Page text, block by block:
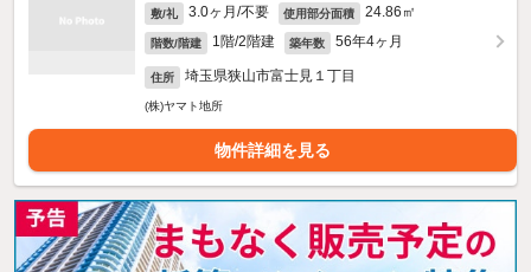
敷/礼 3.0ヶ月/不要 使用部分面積 24.86㎡
階数/階建 1階/2階建 築年数 56年4ヶ月
住所 埼玉県狭山市富士見１丁目
(株)ヤマト地所
物件詳細を見る